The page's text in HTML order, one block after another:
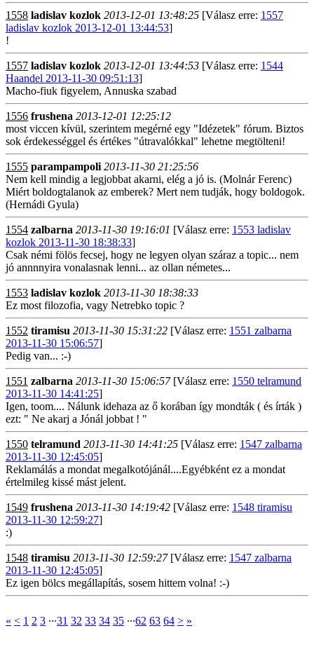
1558 ladislav kozlok 2013-12-01 13:48:25 [Válasz erre: 1557
ladislav kozlok 2013-12-01 13:44:53]
!
1557 ladislav kozlok 2013-12-01 13:44:53 [Válasz erre: 1544
Haandel 2013-11-30 09:51:13]
Macho-fiuk figyelem, Annuska szabad
1556 frushena 2013-12-01 12:25:12
most viccen kívül, szerintem megérné egy "Idézetek" fórum. Biztos
sok érdekességgel és értékes "útravalókkal" lehetne megtölteni!
1555 parampampoli 2013-11-30 21:25:56
Nem kell mindig a legjobbat akarni, elég a jó is. (Molnár Ferenc)
Miért boldogtalanok az emberek? Mert nem tudják, hogy boldogok.
(Hernádi Gyula)
1554 zalbarna 2013-11-30 19:16:01 [Válasz erre: 1553 ladislav
kozlok 2013-11-30 18:38:33]
Csak némi fölös fecsej, hogy ne legyen olyan száraz a topic... nem
jó annnnyira vonalasnak lenni... az ollan németes...
1553 ladislav kozlok 2013-11-30 18:38:33
Ez most filozofia, vagy Netrebko topic ?
1552 tiramisu 2013-11-30 15:31:22 [Válasz erre: 1551 zalbarna
2013-11-30 15:06:57]
Pedig van... :-)
1551 zalbarna 2013-11-30 15:06:57[Válasz erre: 1550 telramund
2013-11-30 14:41:25]
Igen, toom.... Nálunk idehaza az ő korában így mondták ( és írták )
ezt: " Ne akarj a Jónál jobbat ! "
1550 telramund 2013-11-30 14:41:25 [Válasz erre: 1547 zalbarna
2013-11-30 12:45:05]
Reklamálás a mondat megalkotójánál....Egyébként ez a mondat
értelmileg kissé mást jelent.
1549 frushena 2013-11-30 14:19:42 [Válasz erre: 1548 tiramisu
2013-11-30 12:59:27]
:)
1548 tiramisu 2013-11-30 12:59:27[Válasz erre: 1547 zalbarna
2013-11-30 12:45:05]
Ez igen bölcs megállapítás, sosem hittem volna! :-)
« < 1 2 3 ∙∙∙31 32 33 34 35 ∙∙∙62 63 64 > »